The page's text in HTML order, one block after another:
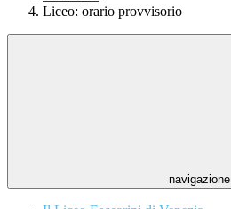
Liceo: orario provvisorio
navigazione